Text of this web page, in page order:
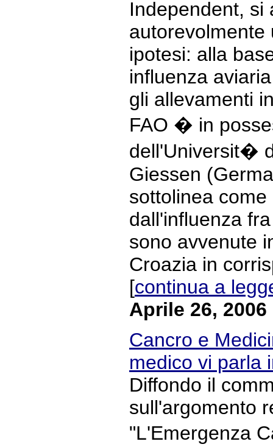
Independent, si
autorevolmente
ipotesi: alla
influenza
gli allevamenti
FAO � in
dell'Universit�
Giessen
sottolinea
dall'influenza
sono avvenute
Croazia in
[continua a
Aprile 26, 2006
Cancro e
medico vi parla
Diffondo il
sull'argomento
"L'Emergenza